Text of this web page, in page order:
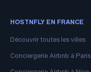
HOSTNFLY EN FRANCE
Découvrir toutes les villes
Conciergerie Airbnb à Paris